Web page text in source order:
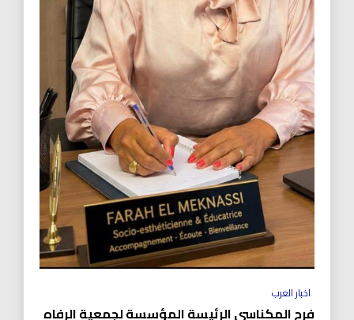
اخبار العرب
فرح المكناسي الرئيسة المؤسسة لجمعية الرفاه